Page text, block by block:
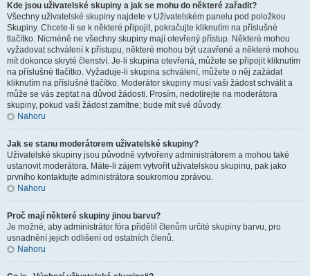
Kde jsou uživatelské skupiny a jak se mohu do některé zařadit?
Všechny uživatelské skupiny najdete v Uživatelském panelu pod položkou
Skupiny. Chcete-li se k některé připojit, pokračujte kliknutím na příslušné
tlačítko. Nicméně ne všechny skupiny mají otevřený přístup. Některé mohou
vyžadovat schválení k přístupu, některé mohou být uzavřené a některé mohou
mít dokonce skryté členství. Je-li skupina otevřená, můžete se připojit kliknutím
na příslušné tlačítko. Vyžaduje-li skupina schválení, můžete o něj zažádat
kliknutím na příslušné tlačítko. Moderátor skupiny musí vaši žádost schválit a
může se vás zeptat na důvod žádosti. Prosím, nedotírejte na moderátora
skupiny, pokud vaši žádost zamítne; bude mít své důvody.
Nahoru
Jak se stanu moderátorem uživatelské skupiny?
Uživatelské skupiny jsou původně vytvořeny administrátorem a mohou také
ustanovit moderátora. Máte-li zájem vytvořit uživatelskou skupinu, pak jako
prvního kontaktujte administrátora soukromou zprávou.
Nahoru
Proč mají některé skupiny jinou barvu?
Je možné, aby administrátor fóra přidělil členům určité skupiny barvu, pro
usnadnění jejich odlišení od ostatních členů.
Nahoru